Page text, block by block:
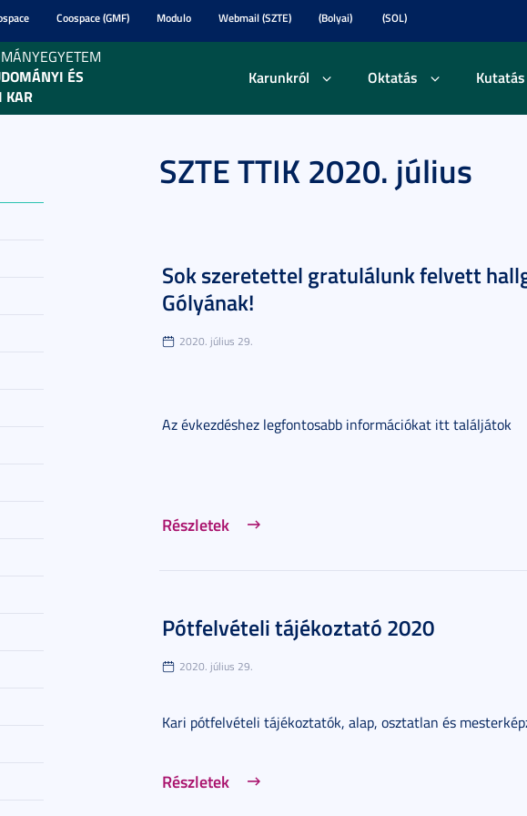
Coospace (GMF) Modulo Webmail (SZTE) (Bolyai) (SOL)
ÉS
KAR
Karunkról Oktatás Kutatás
SZTE TTIK 2020. július
Sok szeretettel gratulálunk felvett
Gólyának!
2020. július 29.
Az évkezdéshez legfontosabb információkat itt találjátok
Részletek
Pótfelvételi tájékoztató 2020
2020. július 29.
Kari pótfelvételi tájékoztatók, alap, osztatlan és
Részletek